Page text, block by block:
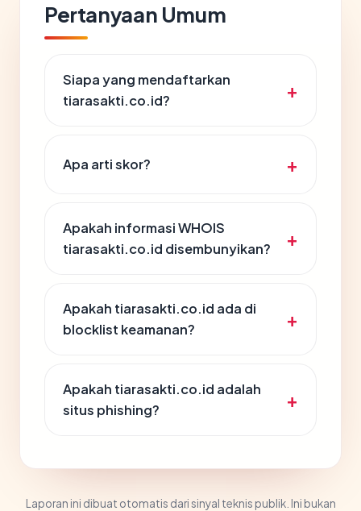
Pertanyaan Umum
Siapa yang mendaftarkan
tiarasakti.co.id?
Apa arti skor?
Apakah informasi WHOIS
tiarasakti.co.id disembunyikan?
Apakah tiarasakti.co.id ada di
blocklist keamanan?
Apakah tiarasakti.co.id adalah
situs phishing?
Laporan ini dibuat otomatis dari sinyal teknis publik. Ini bukan